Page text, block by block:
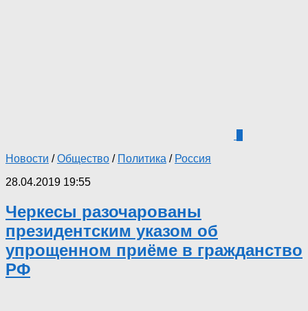
Новости /Общество / Политика / Россия
28.04.2019 19:55
Черкесы разочарованы
президентским указом об
упрощенном приёме в гражданство
РФ